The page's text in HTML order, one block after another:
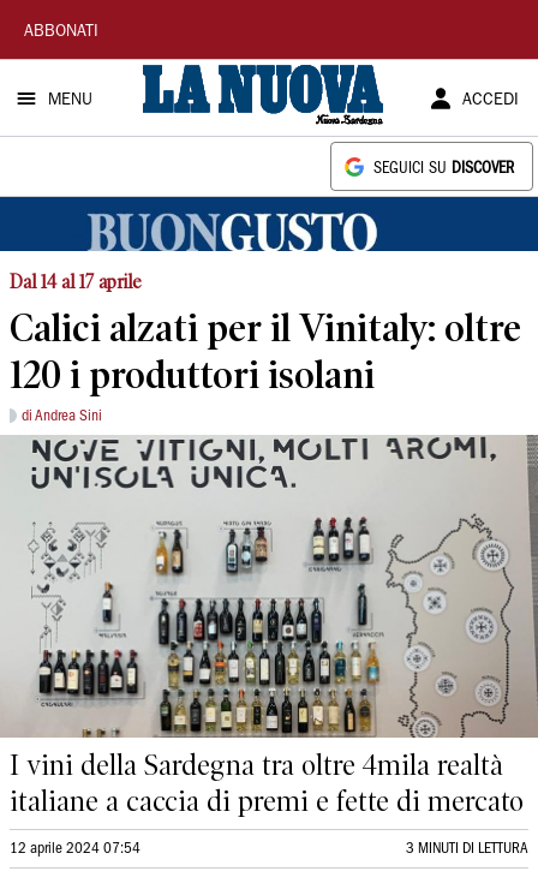
La
Nuova
Sardegna
ABBONATI
MENU ACCEDI
SEGUICI SU DISCOVER
Dal 14 al 17 aprile
Calici alzati per il Vinitaly: oltre
120 i produttori isolani
di Andrea Sini
I vini della Sardegna tra oltre 4mila realtà
italiane a caccia di premi e fette di mercato
12 aprile 2024 07:54 3 MINUTI DI LETTURA